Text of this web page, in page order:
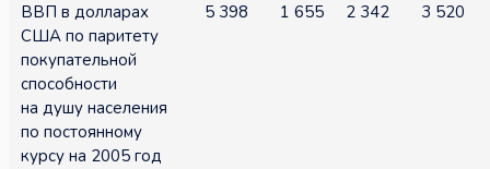
ВВП в долларах
США по паритету
покупательной
способности
на душу населения
по постоянному
курсу на 2005 год
5 398 1 655 2 342 3 520